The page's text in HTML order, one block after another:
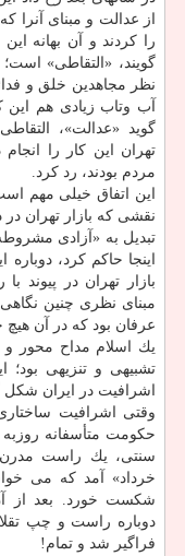
از عدالت و مبنای آنرا
را كردند و آن بهانه
گویند، «التقاطی»
نظر مجاهدین خلق و
آب وتاب زیادی هم این
گوید «عدالت»،
تهران این كار را
مردم بودند، رد كرد.
این اتفاق خیلی مهم
نقشی كه بازار تهران
تبدیل به «آزادی
اینجا حاكم كرد،
بازار تهران در
مبنای نظری چنین
عرفان بود كه در آن هیچ
یك اسلام مداح محور و
تشبیهی و تنزیهی بود؛
اشرافیت در ایران
وقتی اشرافیت
سنتی، یك راست
خرداد» آمد كه می
شكست خورد. بعد از
دوباره راست و چپ
فراگیر شد و تمام!